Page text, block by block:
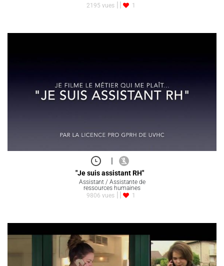
2195 vues
1
|
"Je suis assistant RH"
Assistant / Assistante de
ressources humaines
9806 vues
1